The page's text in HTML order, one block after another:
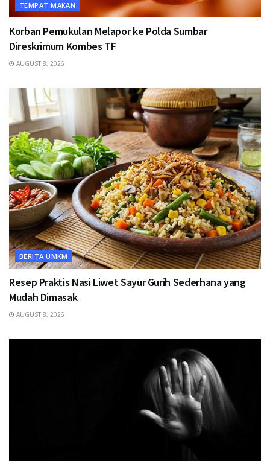
TEMPAT MAKAN
Korban Pemukulan Melapor ke Polda Sumbar
Direskrimum Kombes TF
AUGUST 8, 2026
BERITA UMKM
Resep Praktis Nasi Liwet Sayur Gurih Sederhana yang
Mudah Dimasak
AUGUST 8, 2026